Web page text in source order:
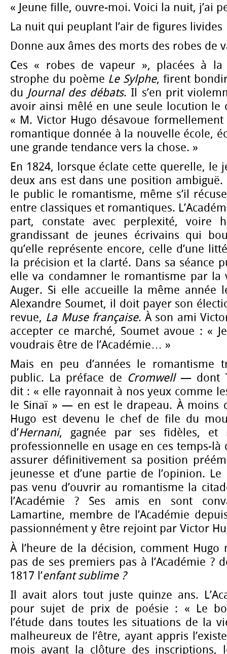
« Jeune fille, ouvre-moi. Voici la nuit, j’ai
La nuit qui peuplant l’air de figures livides
Donne aux âmes des morts des robes de
Ces « robes de vapeur », placées à
strophe du poème Le Sylphe, firent
du Journal des débats. Il s’en prit
avoir ainsi mêlé en une seule locution le
« M. Victor Hugo désavoue
romantique donnée à la nouvelle école,
une grande tendance vers la chose. »
En 1824, lorsque éclate cette querelle, le
deux ans est dans une position
le public le romantisme, même s’il
entre classiques et romantiques.
part, constate avec perplexité, voire
grandissant de jeunes écrivains qui
qu’elle représente encore, celle d’une
la précision et la clarté. Dans sa séance
elle va condamner le romantisme par la
Auger. Si elle accueille la même année
Alexandre Soumet, il doit payer son
revue, La Muse française. À son ami
accepter ce marché, Soumet avoue : «
voudrais être de l’Académie… »
Mais en peu d’années le romantisme
public. La préface de Cromwell— dont
dit : « elle rayonnait à nos yeux comme
le Sinaï » — en est le drapeau. À moins
Hugo est devenu le chef de file du
d’Hernani, gagnée par ses fidèles, et
professionnelle en usage en ces temps-là
assurer définitivement sa position
jeunesse et d’une partie de l’opinion.
pas venu d’ouvrir au romantisme la
l’Académie ? Ses amis en sont
Lamartine, membre de l’Académie
passionnément y être rejoint par Victor
À l’heure de la décision, comment Hugo
pas de ses premiers pas à l’Académie ?
1817 l’enfant sublime ?
Il avait alors tout juste quinze ans.
pour sujet de prix de poésie : « Le
l’étude dans toutes les situations de la
malheureux de l’être, ayant appris
mois avant la clôture des inscriptions,